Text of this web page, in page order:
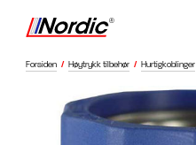
Forsiden / Høytrykk tilbehør / Hurtigkoblinger